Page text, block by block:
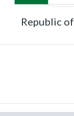
Republic